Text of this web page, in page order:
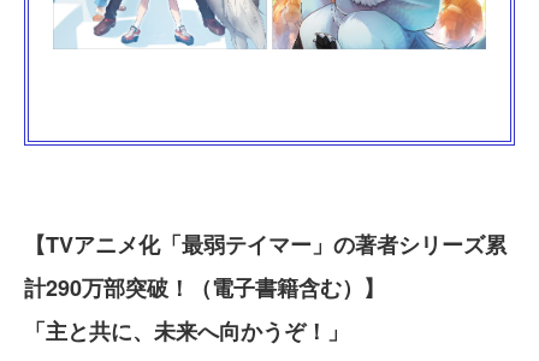
【TVアニメ化「最弱テイマー」の著者シリーズ累
計290万部突破！（電子書籍含む）】
「主と共に、未来へ向かうぞ！」